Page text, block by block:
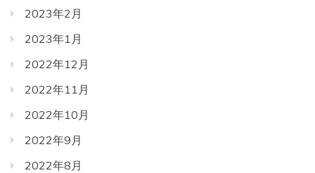
2023年2月
2023年1月
2022年12月
2022年11月
2022年10月
2022年9月
2022年8月